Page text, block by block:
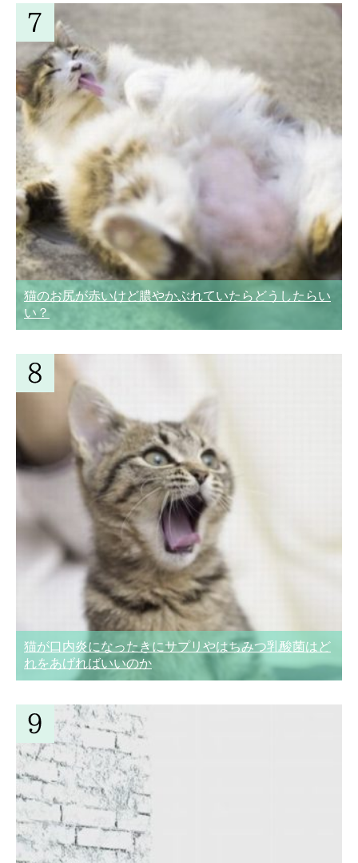
猫のお尻が赤いけど膿やかぶれていたらどうしたらい
い？
猫が口内炎になったきにサプリやはちみつ乳酸菌はど
れをあげればいいのか